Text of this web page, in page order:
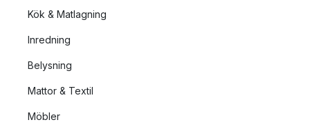
Kök & Matlagning
Inredning
Belysning
Mattor & Textil
Möbler